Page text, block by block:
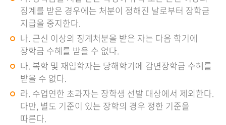
징계를 받은 경우에는 처분이 정해진 날로부터 장학금
지급을 중지한다.
나. 근신 이상의 징계처분을 받은 자는 다음 학기에
장학금 수혜를 받을 수 없다.
다. 복학 및 재입학자는 당해학기에 감면장학금 수혜를
받을 수 없다.
라. 수업연한 초과자는 장학생 선발 대상에서 제외한다.
다만, 별도 기준이 있는 장학의 경우 정한 기준을
따른다.